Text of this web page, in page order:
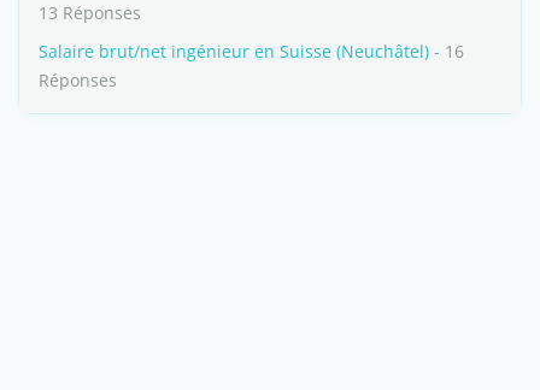
13 Réponses
Salaire brut/net ingénieur en Suisse (Neuchâtel) - 16
Réponses